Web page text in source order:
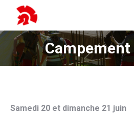
Vous êtes
Samedi 20 et dimanche 21 juin